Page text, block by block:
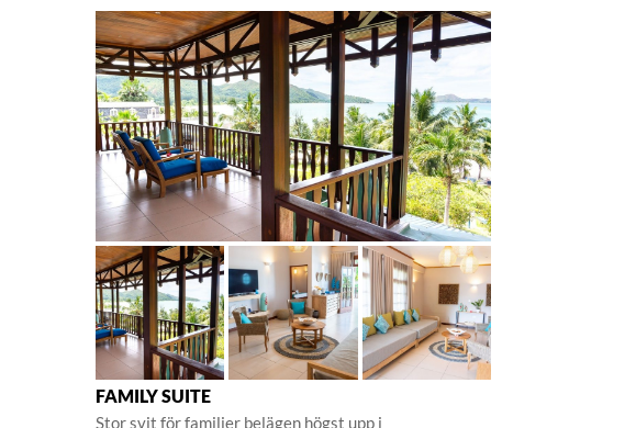
FAMILY SUITE
Stor svit för familjer belägen högst upp i